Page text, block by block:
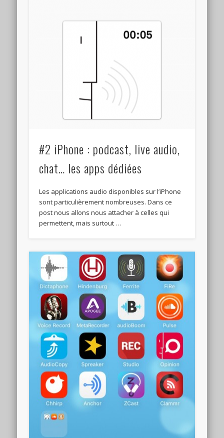
#2 iPhone : podcast, live audio,
chat… les apps dédiées
Les applications audio disponibles sur l’iPhone
sont particulièrement nombreuses. Dans ce
post nous allons nous attacher à celles qui
permettent, mais surtout …